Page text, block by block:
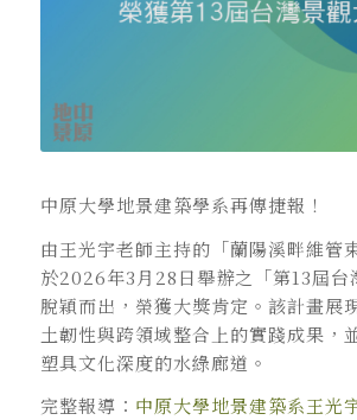
中原大學地景建築學系再傳捷報！
由王光宇老師主持的「蘭陽溪畔維管
於2026年3月28日舉辦之「第13屆台
脫穎而出，榮獲大獎肯定。該計畫展
土韌性與跨領域整合上的實踐成果，
塑具文化深度的水綠廊道。
完整報導： 中原大學地景建築系王光